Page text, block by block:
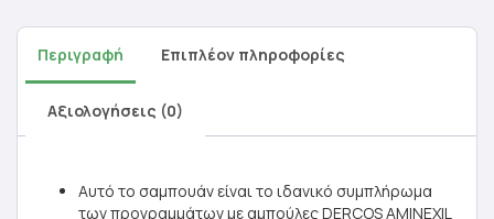
Περιγραφή Επιπλέον πληροφορίες
Αξιολογήσεις (0)
Αυτό το σαμπουάν είναι το ιδανικό συμπλήρωμα
των προγραμμάτων με αμπούλες DERCOS AMINEXIL